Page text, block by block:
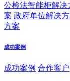
公检法智能柜解决
案 政府单位解决
方案
成功案例
成功案例 合作客户